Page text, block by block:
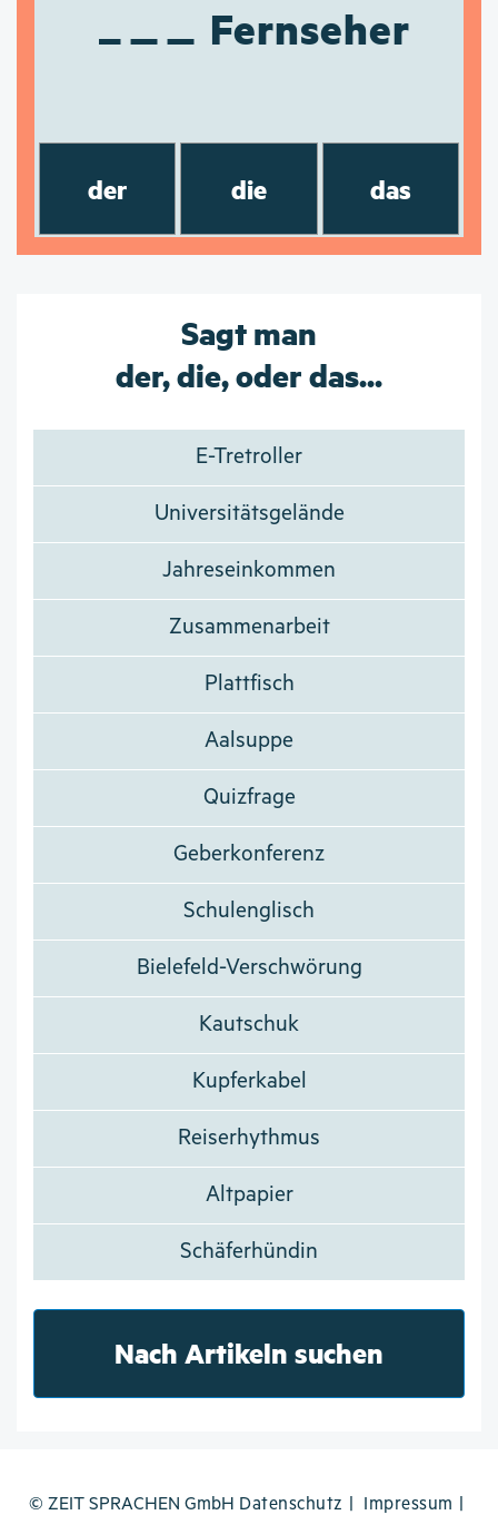
Fernseher
der die das
Sagt man
der, die, oder das...
E-Tretroller
Universitätsgelände
Jahreseinkommen
Zusammenarbeit
Plattfisch
Aalsuppe
Quizfrage
Geberkonferenz
Schulenglisch
Bielefeld-Verschwörung
Kautschuk
Kupferkabel
Reiserhythmus
Altpapier
Schäferhündin
Nach Artikeln suchen
© ZEIT SPRACHEN GmbH Datenschutz Impressum